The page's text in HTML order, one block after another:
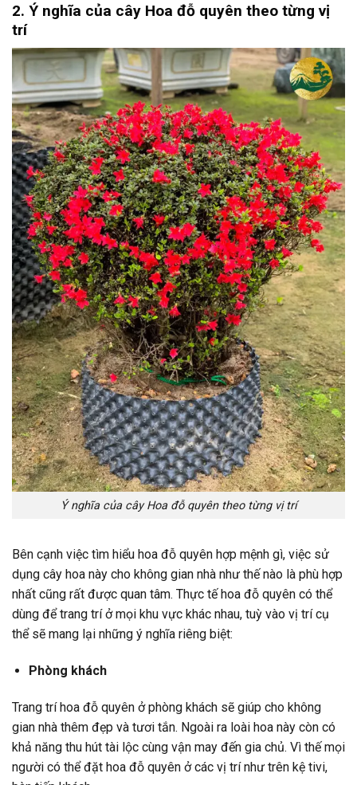
2. Ý nghĩa của cây Hoa đỗ quyên theo từng vị
trí
Ý nghĩa của cây Hoa đỗ quyên theo từng vị trí
Bên cạnh việc tìm hiểu hoa đỗ quyên hợp mệnh gì, việc sử
dụng cây hoa này cho không gian nhà như thế nào là phù hợp
nhất cũng rất được quan tâm. Thực tế hoa đỗ quyên có thể
dùng để trang trí ở mọi khu vực khác nhau, tuỳ vào vị trí cụ
thể sẽ mang lại những ý nghĩa riêng biệt:
Phòng khách
Trang trí hoa đỗ quyên ở phòng khách sẽ giúp cho không
gian nhà thêm đẹp và tươi tắn. Ngoài ra loài hoa này còn có
khả năng thu hút tài lộc cùng vận may đến gia chủ. Vì thế mọi
người có thể đặt hoa đỗ quyên ở các vị trí như trên kệ tivi,